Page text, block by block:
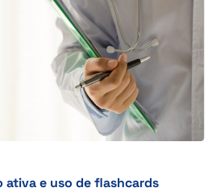
ativa e uso de flashcards